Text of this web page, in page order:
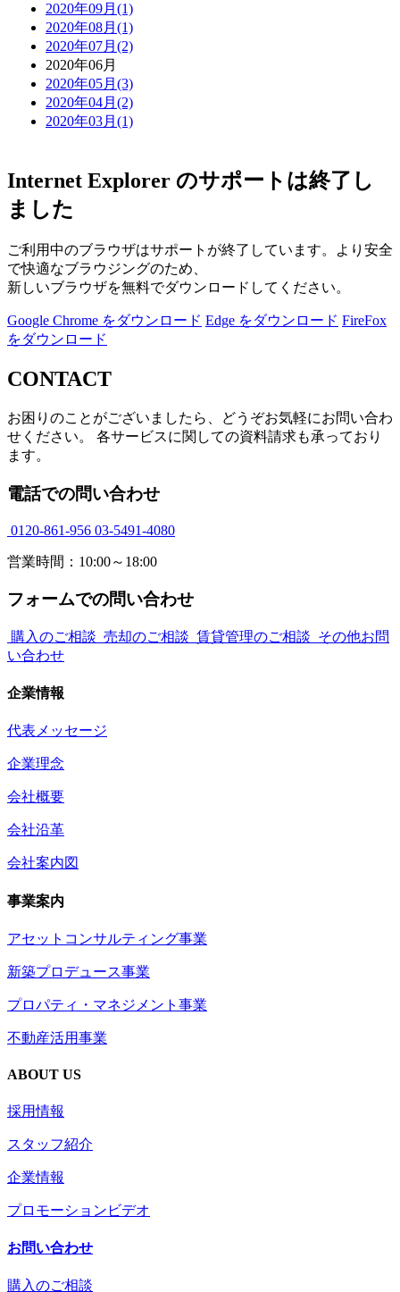
2020年09月(1)
2020年08月(1)
2020年07月(2)
2020年06月
2020年05月(3)
2020年04月(2)
2020年03月(1)
Internet Explorer のサポートは終了し
ました
ご利用中のブラウザはサポートが終了しています。より安全
で快適なブラウジングのため、
新しいブラウザを無料でダウンロードしてください。
Google Chrome をダウンロード Edge をダウンロード FireFox
をダウンロード
CONTACT
お困りのことがございましたら、どうぞお気軽にお問い合わ
せください。 各サービスに関しての資料請求も承っており
ます。
電話での問い合わせ
0120-861-956 03-5491-4080
営業時間：10:00～18:00
フォームでの問い合わせ
購入のご相談 売却のご相談 賃貸管理のご相談 その他お問
い合わせ
企業情報
代表メッセージ
企業理念
会社概要
会社沿革
会社案内図
事業案内
アセットコンサルティング事業
新築プロデュース事業
プロパティ・マネジメント事業
不動産活用事業
ABOUT US
採用情報
スタッフ紹介
企業情報
プロモーションビデオ
お問い合わせ
購入のご相談